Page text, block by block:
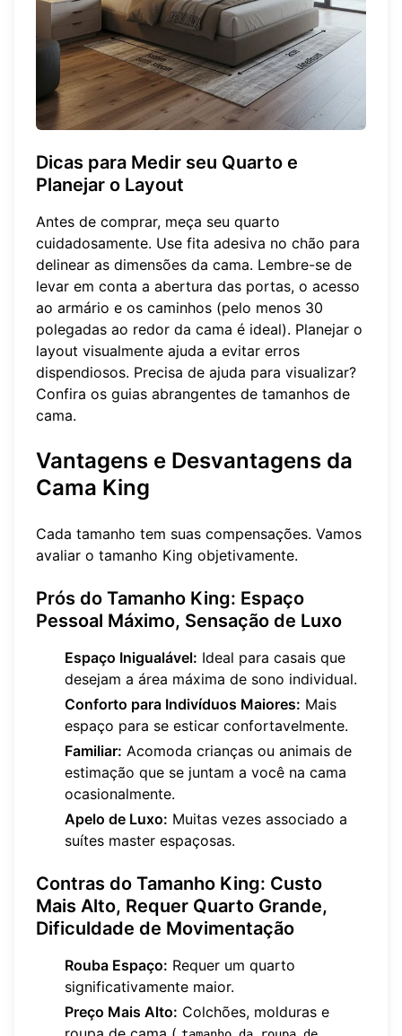
Dicas para Medir seu Quarto e
Planejar o Layout
Antes de comprar, meça seu quarto
cuidadosamente. Use fita adesiva no chão para
delinear as dimensões da cama. Lembre-se de
levar em conta a abertura das portas, o acesso
ao armário e os caminhos (pelo menos 30
polegadas ao redor da cama é ideal). Planejar o
layout visualmente ajuda a evitar erros
dispendiosos. Precisa de ajuda para visualizar?
Confira os guias abrangentes de tamanhos de
cama.
Vantagens e Desvantagens da
Cama King
Cada tamanho tem suas compensações. Vamos
avaliar o tamanho King objetivamente.
Prós do Tamanho King: Espaço
Pessoal Máximo, Sensação de Luxo
Espaço Inigualável: Ideal para casais que
desejam a área máxima de sono individual.
Conforto para Indivíduos Maiores: Mais
espaço para se esticar confortavelmente.
Familiar: Acomoda crianças ou animais de
estimação que se juntam a você na cama
ocasionalmente.
Apelo de Luxo: Muitas vezes associado a
suítes master espaçosas.
Contras do Tamanho King: Custo
Mais Alto, Requer Quarto Grande,
Dificuldade de Movimentação
Rouba Espaço: Requer um quarto
significativamente maior.
Preço Mais Alto: Colchões, molduras e